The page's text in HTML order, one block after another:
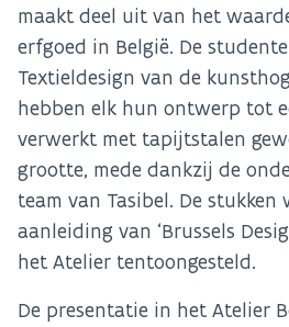
maakt deel uit van het
erfgoed in België. De
Textieldesign van de
hebben elk hun ontwerp tot
verwerkt met tapijtstalen
grootte, mede dankzij de
team van Tasibel. De stukken
aanleiding van ‘Brussels
het Atelier tentoongesteld.
De presentatie in het Atelier